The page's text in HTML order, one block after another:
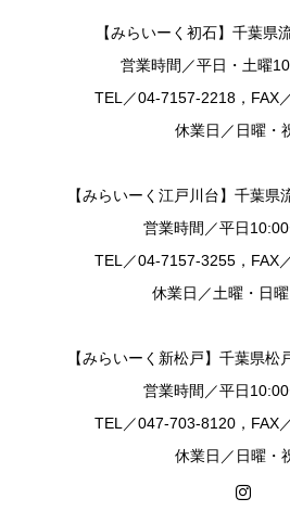
【みらいーく初石】千葉県
営業時間／平日・土曜
TEL／04-7157-2218，FAX
休業日／日曜・
【みらいーく江戸川台】千葉県
営業時間／平日
TEL／04-7157-3255，FAX
休業日／土曜・日
【みらいーく新松戸】千葉県松
営業時間／平日
TEL／047-703-8120，FAX
休業日／日曜・